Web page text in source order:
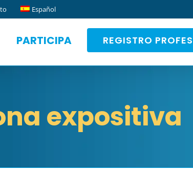
Español
PARTICIPA REGISTRO
expositiva